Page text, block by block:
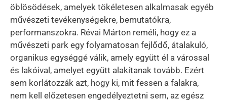
öblösödések, amelyek tökéletesen alkalmasak egyéb
művészeti tevékenységekre, bemutatókra,
performanszokra. Révai Márton reméli, hogy ez a
művészeti park egy folyamatosan fejlődő, átalakuló,
organikus egységgé válik, amely együtt él a várossal
és lakóival, amelyet együtt alakítanak tovább. Ezért
sem korlátozzák azt, hogy ki, mit fessen a falakra,
nem kell előzetesen engedélyeztetni sem, az egész